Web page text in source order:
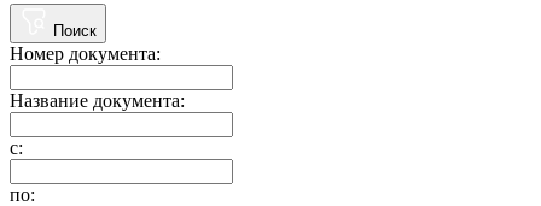
Поиск
Номер документа:
Название документа:
с:
по: